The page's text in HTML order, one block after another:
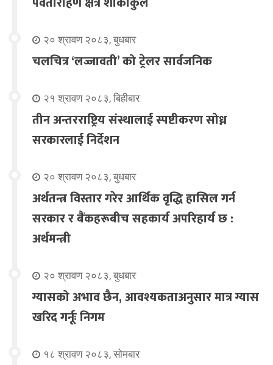
२० श्रावण २०८३, बुधबार
चलचित्र ‘लज्जावती’ को ट्रेलर सार्वजनिक
२१ श्रावण २०८३, बिहीबार
तीन अन्तरराष्ट्रिय संस्थालाई स्पष्टीकरण सोध्न
सरकारलाई निर्देशन
२० श्रावण २०८३, बुधबार
अर्थतन्त्र विस्तार गरेर आर्थिक वृद्धि हासिल गर्न
सरकार र बैंकहरूबीच सहकार्य अपरिहार्य छ :
अर्थमन्त्री
२० श्रावण २०८३, बुधबार
ग्यासको अभाव छैन, आवश्यकताअनुसार मात्र ग्यास
खरिद गर्नूः निगम
१८ श्रावण २०८३, सोमबार